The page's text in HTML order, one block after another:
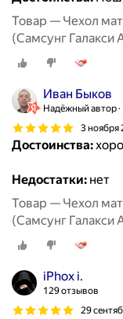
Товар — Чехол
(Самсунг Галакси
Иван Быков
Надёжный автор
3 ноября
Достоинства:
Недостатки: нет
Товар — Чехол
(Самсунг Галакси
iPhox i.
129 отзывов
29